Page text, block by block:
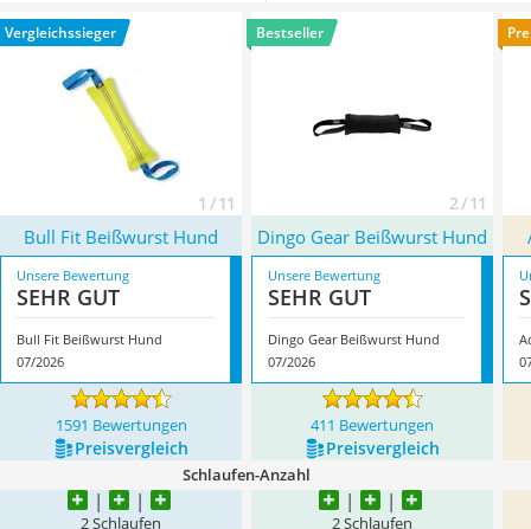
Mineralfutter Pferd
Massagegerät
Leinenaus unserer Vergleichstabelle, um ein Produkt mit
möglichst widerstandsfähigem Material zu erhalten.
Überzeugt hat uns hier im Juli 2026 besonders das Modell
Bull Fit Beißwurst Hund
Vergleichssieger
1 / 11
Bestseller
2 / 11
Bull Fit Beißwurst Hund Dingo Gear Beißwurst Hund
Unsere Bewertung
SEHR GUT
Bull Fit Beißwurst Hund
07/2026
Unsere Bewertung
SEHR GUT
Dingo Gear Beißwurst Hund
07/2026
1591 Bewertungen 411 Bewertungen
Preis­vergleich Preis­vergleich
Schlaufen-Anzahl
2 Schlaufen 2 Schlaufen